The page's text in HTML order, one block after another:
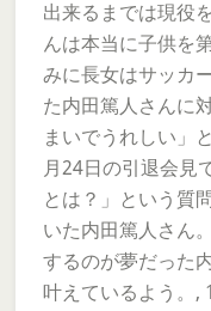
出来るまでは現役
んは本当に子供を
みに長女はサッカ
た内田篤人さんに
まいでうれしい」
月24日の引退会見
とは？」という質
いた内田篤人さん
するのが夢だった
叶えているよう。,